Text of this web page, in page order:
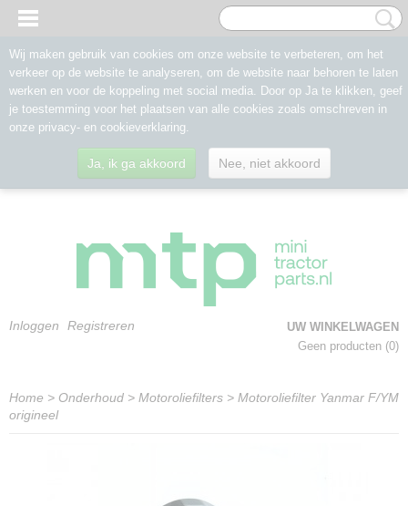
Inloggen Registreren
UW WINKELWAGEN
Geen producten (0)
Home > Onderhoud > Motoroliefilters > Motoroliefilter Yanmar F/YM
origineel
Wij maken gebruik van cookies om onze website te verbeteren, om het
verkeer op de website te analyseren, om de website naar behoren te laten
werken en voor de koppeling met social media. Door op Ja te klikken, geef
je toestemming voor het plaatsen van alle cookies zoals omschreven in
onze privacy- en cookieverklaring.
Ja, ik ga akkoord Nee, niet akkoord